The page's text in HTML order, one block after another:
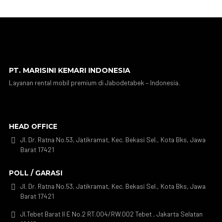
PT. MARISINI KEMARI INDONESIA
Layanan rental mobil premium di Jabodetabek – Indonesia.
HEAD OFFICE

Jl. Dr. Ratna No.53, Jatikramat, Kec. Bekasi Sel., Kota Bks, Jawa
Barat 17421
POLL / GARASI

Jl. Dr. Ratna No.53, Jatikramat, Kec. Bekasi Sel., Kota Bks, Jawa
Barat 17421

Jl.Tebet Barat II E No.2 RT.004/RW.002 Tebet , Jakarta Selatan